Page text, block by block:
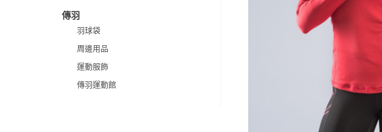
傳羽
羽球袋
周邊用品
運動服飾
傳羽運動館